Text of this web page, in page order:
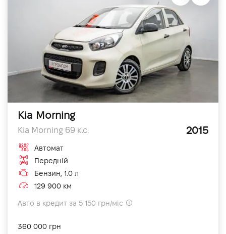
Kia Morning
Kia Morning 69 к.с. 2015
Автомат
Передній
Бензин, 1.0 л
129 900 км
Авто в кредит за 5 150 грн/міс
360 000 грн